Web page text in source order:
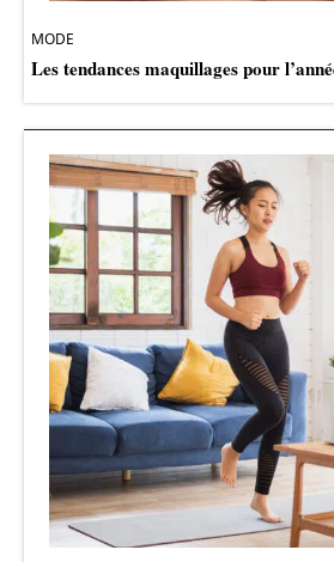
MODE
Les tendances maquillages pour